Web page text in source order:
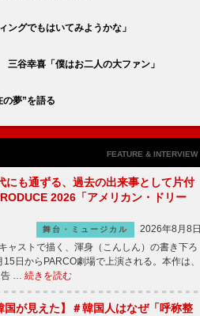
グでもはいてみようかな」
谷幸喜「僕はお二人の大ファン」
夢”を語る
FEATURE & INTERVIEW
も通ずる、過去の出来事として片付
2026「アメリカン・ドリー
舞台・ミュージカル
2026年8月8日
ストで描く、渾身（こんしん）の書き下ろ
日からPARCO劇場で上演される。本作は、
告 … 続きを読む
が見えた】＃韓国人はなぜ「呼称整